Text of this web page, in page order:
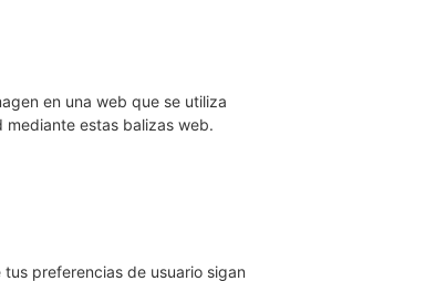
en una web que se utiliza
mediante estas balizas web.
preferencias de usuario sigan